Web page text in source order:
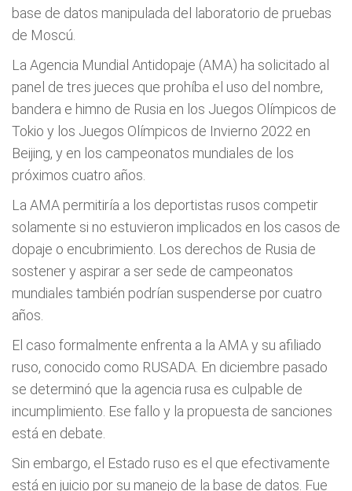
base de datos manipulada del laboratorio de pruebas
de Moscú.
La Agencia Mundial Antidopaje (AMA) ha solicitado al
panel de tres jueces que prohíba el uso del nombre,
bandera e himno de Rusia en los Juegos Olímpicos de
Tokio y los Juegos Olímpicos de Invierno 2022 en
Beijing, y en los campeonatos mundiales de los
próximos cuatro años.
La AMA permitiría a los deportistas rusos competir
solamente si no estuvieron implicados en los casos de
dopaje o encubrimiento. Los derechos de Rusia de
sostener y aspirar a ser sede de campeonatos
mundiales también podrían suspenderse por cuatro
años.
El caso formalmente enfrenta a la AMA y su afiliado
ruso, conocido como RUSADA. En diciembre pasado
se determinó que la agencia rusa es culpable de
incumplimiento. Ese fallo y la propuesta de sanciones
está en debate.
Sin embargo, el Estado ruso es el que efectivamente
está en juicio por su manejo de la base de datos. Fue